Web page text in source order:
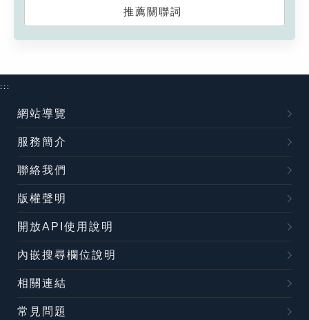
推薦關聯詞
:::
網站導覽
服務簡介
聯絡我們
版權聲明
開放API使用說明
內嵌搜尋欄位說明
相關連結
常見問題